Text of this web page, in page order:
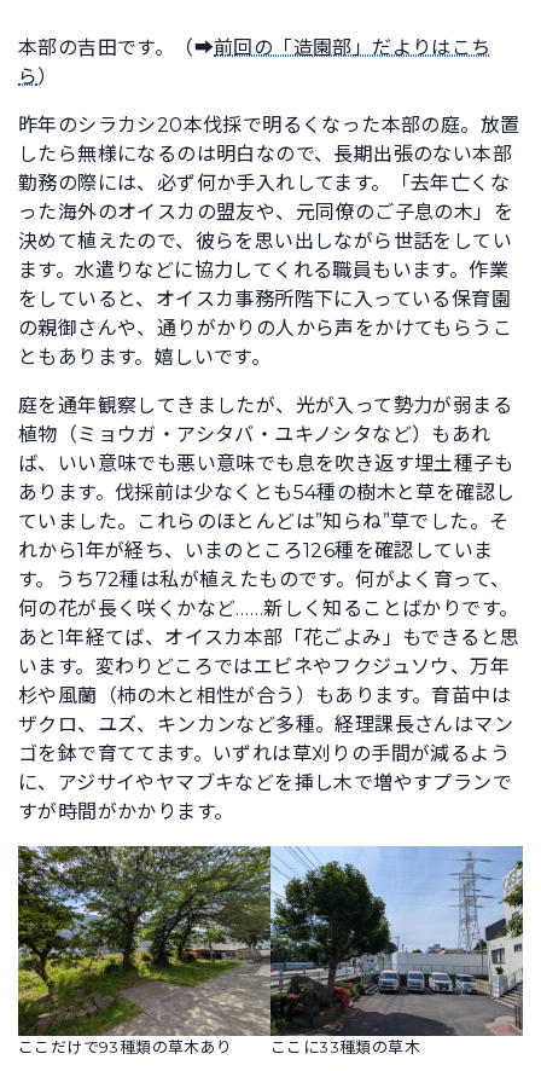
本部の吉田です。（➡前回の「造園部」だよりはこち
ら）
昨年のシラカシ20本伐採で明るくなった本部の庭。放置
したら無様になるのは明白なので、長期出張のない本部
勤務の際には、必ず何か手入れしてます。「去年亡くな
った海外のオイスカの盟友や、元同僚のご子息の木」を
決めて植えたので、彼らを思い出しながら世話をしてい
ます。水遣りなどに協力してくれる職員もいます。作業
をしていると、オイスカ事務所階下に入っている保育園
の親御さんや、通りがかりの人から声をかけてもらうこ
ともあります。嬉しいです。
庭を通年観察してきましたが、光が入って勢力が弱まる
植物（ミョウガ・アシタバ・ユキノシタなど）もあれ
ば、いい意味でも悪い意味でも息を吹き返す埋土種子も
あります。伐採前は少なくとも54種の樹木と草を確認し
ていました。これらのほとんどは”知らね”草でした。そ
れから1年が経ち、いまのところ126種を確認していま
す。うち72種は私が植えたものです。何がよく育って、
何の花が長く咲くかなど……新しく知ることばかりです。
あと1年経てば、オイスカ本部「花ごよみ」もできると思
います。変わりどころではエビネやフクジュソウ、万年
杉や風蘭（柿の木と相性が合う）もあります。育苗中は
ザクロ、ユズ、キンカンなど多種。経理課長さんはマン
ゴを鉢で育ててます。いずれは草刈りの手間が減るよう
に、アジサイやヤマブキなどを挿し木で増やすプランで
すが時間がかかります。
ここだけで93種類の草木あり ここに33種類の草木